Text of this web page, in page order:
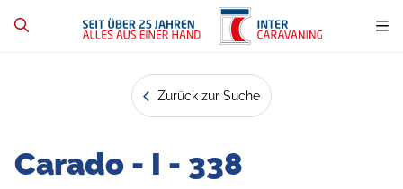
Zurück zur Suche
Carado - I - 338